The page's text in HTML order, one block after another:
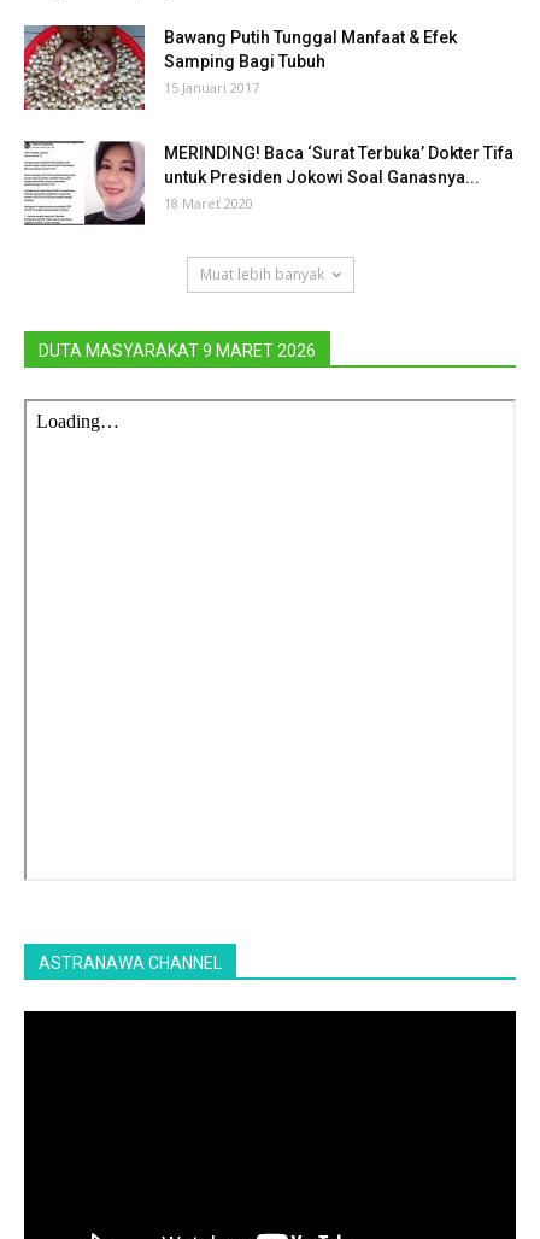
Bawang Putih Tunggal Manfaat & Efek
Samping Bagi Tubuh
15 Januari 2017
MERINDING! Baca ‘Surat Terbuka’ Dokter Tifa
untuk Presiden Jokowi Soal Ganasnya...
18 Maret 2020
Muat lebih banyak
DUTA MASYARAKAT 9 MARET 2026
ASTRANAWA CHANNEL